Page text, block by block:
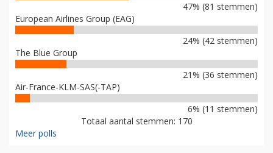
47% (81 stemmen)
European Airlines Group (EAG)
24% (42 stemmen)
The Blue Group
21% (36 stemmen)
Air-France-KLM-SAS(-TAP)
6% (11 stemmen)
Totaal aantal stemmen: 170
Meer polls